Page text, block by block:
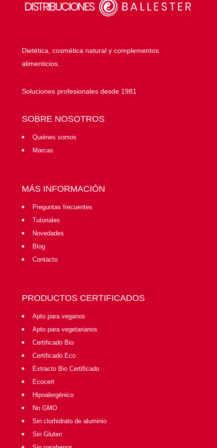
Dietética, cosmética natural y complementos
alimenticios.
Soluciones profesionales desde 1981
SOBRE NOSOTROS
Quiénes somos
Marcas
MÁS INFORMACIÓN
Preguntas frecuentes
Tutoriales
Novedades
Blog
Contacto
PRODUCTOS CERTIFICADOS
Apto para veganos
Apto para vegetarianos
Certificado Bio
Certificado Eco
Extracto Bio Certificado
Ecocert
Hipoalergénico
No GMO
Sin clorhidrato de aluminio
Sin Gluten